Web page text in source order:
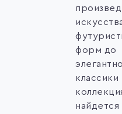
форм до
классики